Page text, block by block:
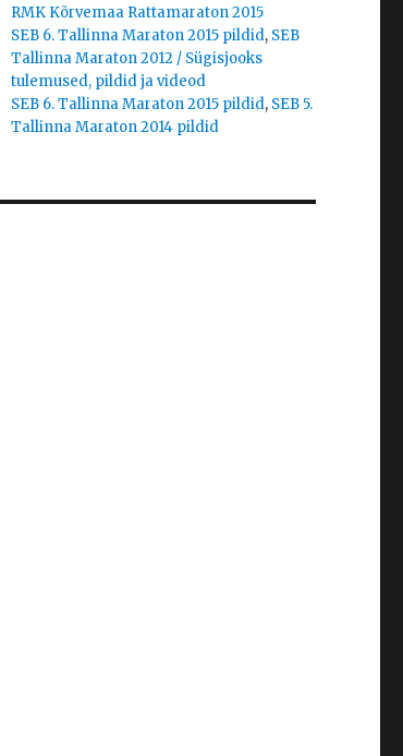
RMK Kõrvemaa Rattamaraton 2015
SEB 6. Tallinna Maraton 2015 pildid, SEB
Tallinna Maraton 2012 / Sügisjooks
tulemused, pildid ja videod
SEB 6. Tallinna Maraton 2015 pildid, SEB 5.
Tallinna Maraton 2014 pildid